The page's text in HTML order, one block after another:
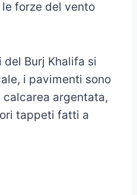
forze del vento
Burj Khalifa si
i pavimenti sono
argentata,
tappeti fatti a